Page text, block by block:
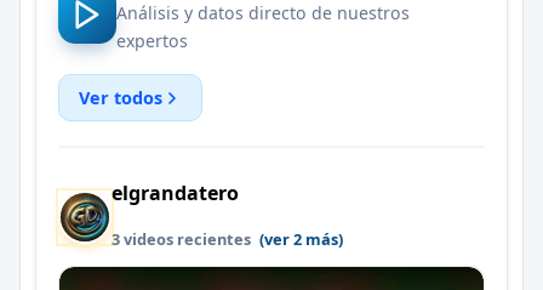
Análisis y datos directo de nuestros
expertos
Ver todos
elgrandatero
3 videos recientes (ver 2 más)